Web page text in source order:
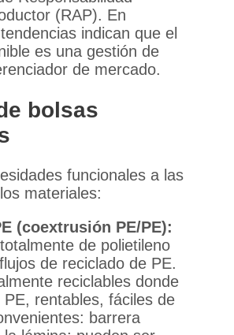
(RAP). En
indican que el
es una gestión de
de mercado.
bolsas
funcionales a las
materiales:
(coextrusión PE/PE):
de polietileno
de reciclado de PE.
reciclables donde
rentables, fáciles de
barrera